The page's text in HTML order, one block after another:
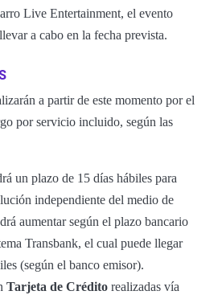
Live Entertainment, el evento
a cabo en la fecha prevista.
a partir de este momento por el
por servicio incluido, según las
un plazo de 15 días hábiles para
independiente del medio de
aumentar según el plazo bancario
Transbank, el cual puede llegar
(según el banco emisor).
Tarjeta de Crédito realizadas vía